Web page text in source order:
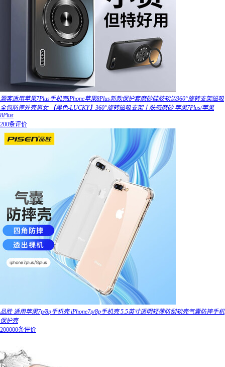
灏客适用苹果7Plus手机壳iPhone苹果8Plus新款保护套磨砂硅胶软边360°旋转支架磁吸
全包防摔外壳男女 【黑色-LUCKY】360°旋转磁吸支架丨肤感磨砂 苹果7Plus/苹果
8Plus
200条评价
品胜 适用苹果7p/8p手机壳 iPhone7p/8p手机壳 5.5英寸透明轻薄防刮软壳气囊防摔手机
保护壳
200000条评价